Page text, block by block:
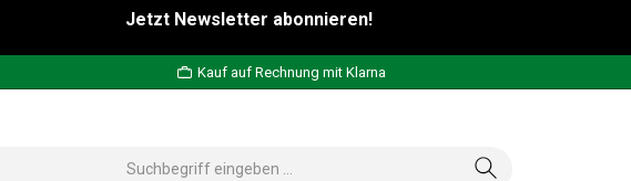
Jetzt Newsletter abonnieren!
Kauf auf Rechnung mit Klarna